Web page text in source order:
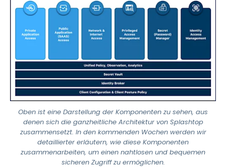
Oben ist eine Darstellung der Komponenten zu sehen, aus
denen sich die ganzheitliche Architektur von Splashtop
zusammensetzt. In den kommenden Wochen werden wir
detaillierter erläutern, wie diese Komponenten
zusammenarbeiten, um einen nahtlosen und bequemen
sicheren Zugriff zu ermöglichen.